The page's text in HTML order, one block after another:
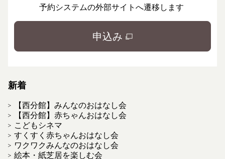
予約システムの外部サイトへ遷移します
申込み
新着
【西分館】みんなのおはなし会
【西分館】赤ちゃんおはなし会
こどもシネマ
すくすく赤ちゃんおはなし会
ワクワクみんなのおはなし会
絵本・紙芝居を楽しむ会